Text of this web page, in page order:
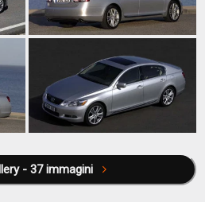
Tutta la gallery - 37 immagini